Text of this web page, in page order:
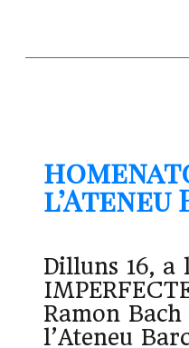
l’Ateneu
Dilluns 16, a
Ramon
l’Ateneu